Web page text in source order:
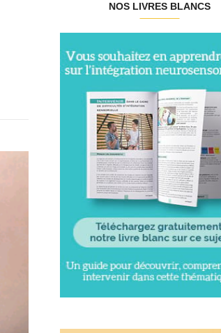
NOS LIVRES BLANCS